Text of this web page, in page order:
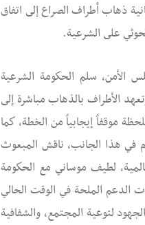
ذهاب أطراف الصراع إلى اتفاق
على الشرعية.
الأمن، سلم الحكومة الشرعية
الأطراف بالذهاب مباشرة إلى
موقفاً إيجابياً من الخطة، كما
في هذا الجانب، ناقش المبعوث
لطيف موساني مع الحكومة
الدعم الملحة في الوقت الحالي
لتوعية المجتمع، والشفافية